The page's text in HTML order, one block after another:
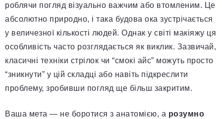
роблячи погляд візуально важчим або втомленим. Це
абсолютно природно, і така будова ока зустрічається
у величезної кількості людей. Однак у світі макіяжу ця
особливість часто розглядається як виклик. Зазвичай,
класичні техніки стрілок чи “смокі айс” можуть просто
“зникнути” у цій складці або навіть підкреслити
проблему, зробивши погляд ще більш закритим.
Ваша мета — не боротися з анатомією, а розумно